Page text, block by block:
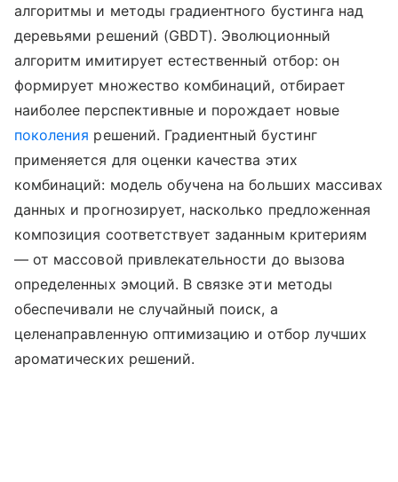
алгоритмы и методы градиентного бустинга над
деревьями решений (GBDT). Эволюционный
алгоритм имитирует естественный отбор: он
формирует множество комбинаций, отбирает
наиболее перспективные и порождает новые
поколения решений. Градиентный бустинг
применяется для оценки качества этих
комбинаций: модель обучена на больших массивах
данных и прогнозирует, насколько предложенная
композиция соответствует заданным критериям
— от массовой привлекательности до вызова
определенных эмоций. В связке эти методы
обеспечивали не случайный поиск, а
целенаправленную оптимизацию и отбор лучших
ароматических решений.